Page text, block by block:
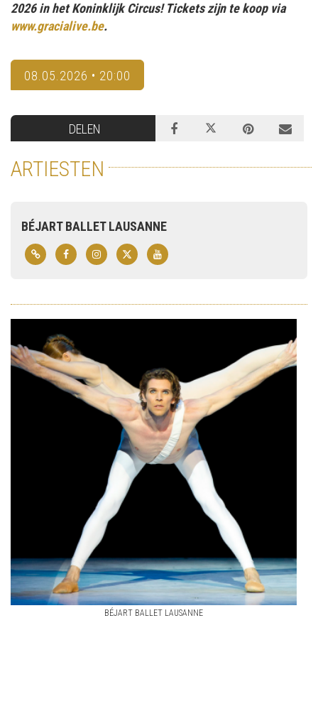
2026 in het Koninklijk Circus! Tickets zijn te koop via
www.gracialive.be.
08.05.2026 • 20:00
DELEN
ARTIESTEN
BÉJART BALLET LAUSANNE
BÉJART BALLET LAUSANNE